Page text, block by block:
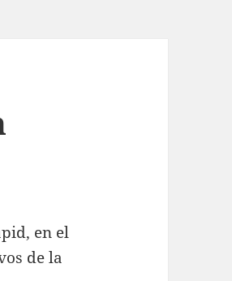
en el
de la